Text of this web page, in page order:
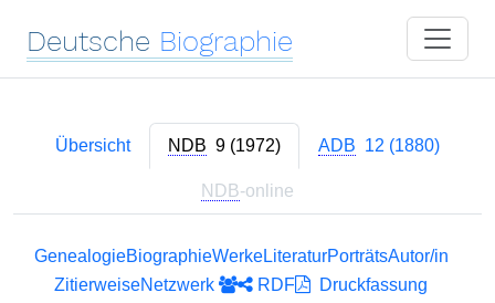
Deutsche Biographie
Übersicht NDB 9 (1972) ADB 12 (1880)
NDB-online
GenealogieBiographieWerkeLiteraturPorträtsAutor/in
ZitierweiseNetzwerk RDF
Druckfassung